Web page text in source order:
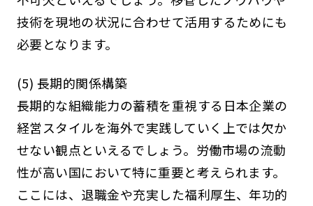
技術を現地の状況に合わせて活用するためにも
必要となります。
(5) 長期的関係構築
長期的な組織能力の蓄積を重視する日本企業の
経営スタイルを海外で実践していく上では欠か
せない観点といえるでしょう。労働市場の流動
性が高い国において特に重要と考えられます。
ここには、退職金や充実した福利厚生、年功的